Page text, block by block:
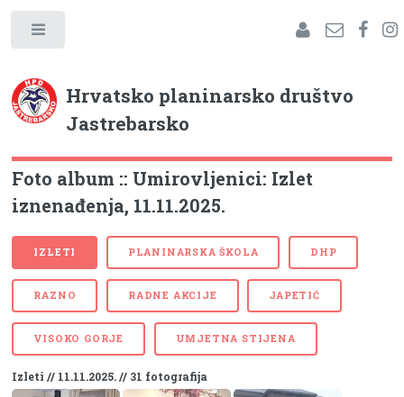
Hrvatsko planinarsko društvo
Jastrebarsko
Foto album :: Umirovljenici: Izlet
iznenađenja, 11.11.2025.
IZLETI PLANINARSKA ŠKOLA DHP
RAZNO RADNE AKCIJE JAPETIĆ
VISOKO GORJE UMJETNA STIJENA
Izleti // 11.11.2025. // 31 fotografija